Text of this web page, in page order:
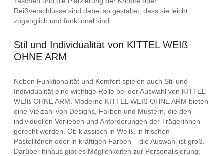
Reißverschlüsse sind dabei so gestaltet, dass sie leicht
zugänglich und funktional sind.
Stil und Individualität von KITTEL WEIß
OHNE ARM
Neben Funktionalität und Komfort spielen auch Stil und
Individualität eine wichtige Rolle bei der Auswahl von KITTEL
WEIß OHNE ARM. Moderne KITTEL WEIß OHNE ARM bieten
eine Vielzahl von Designs, Farben und Mustern, die den
individuellen Vorlieben und Anforderungen der Trägerinnen
gerecht werden. Ob klassisch in Weiß, in frischen
Pastelltönen oder in kräftigen Farben – die Auswahl ist groß.
Darüber hinaus gibt es Möglichkeiten zur Personalisierung,